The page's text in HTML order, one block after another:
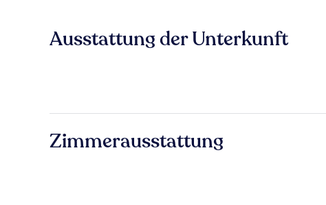
Ausstattung der Unterkunft
Zimmerausstattung